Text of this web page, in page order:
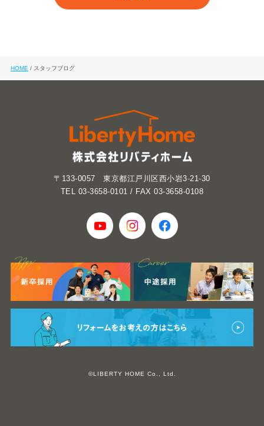
HOME スタッフブログ
〒133-0057 東京都江戸川区西小岩3-21-30
TEL 03-3658-0101 / FAX 03-3658-0108
©LIBERTY HOME Co., Ltd.